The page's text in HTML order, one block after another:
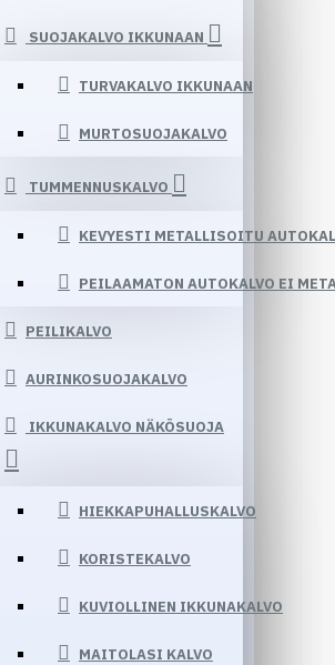
SUOJAKALVO IKKUNAAN
TURVAKALVO IKKUNAAN
MURTOSUOJAKALVO
TUMMENNUSKALVO
KEVYESTI METALLISOITU
PEILAAMATON AUTOKALVO EI
PEILIKALVO
AURINKOSUOJAKALVO
IKKUNAKALVO NÄKÖSUOJA
HIEKKAPUHALLUSKALVO
KORISTEKALVO
KUVIOLLINEN IKKUNAKALVO
MAITOLASI KALVO